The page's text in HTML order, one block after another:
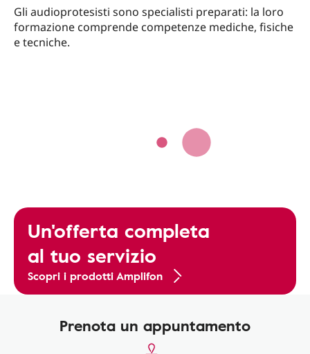
Gli audioprotesisti sono specialisti preparati: la loro
formazione comprende competenze mediche, fisiche
e tecniche.
Un'offerta completa
al tuo servizio
Scopri i prodotti Amplifon
Prenota un appuntamento